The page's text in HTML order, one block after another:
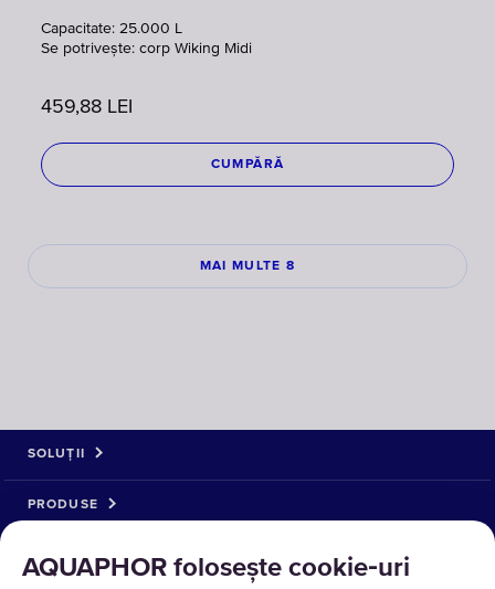
Capacitate: 25.000 L
Se potrivește: corp Wiking Midi
459,88 LEI
CUMPĂRĂ
MAI MULTE 8
AQUAPHOR folosește cookie‑uri
SOLUȚII
PRODUSE
DESPRE NOI